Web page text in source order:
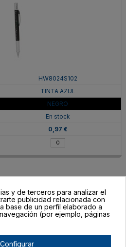
HW8024S102
TINTA AZUL
NEGRO
En stock
0,97 €
y de terceros para analizar el
publicidad relacionada con
base de un perfil elaborado a
(por ejemplo, páginas
Configurar